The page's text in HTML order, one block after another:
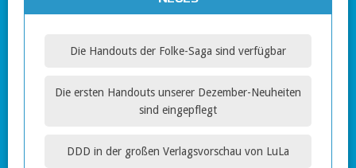
Die Handouts der Folke-Saga sind verfügbar
Die ersten Handouts unserer Dezember-Neuheiten
sind eingepflegt
DDD in der großen Verlagsvorschau von LuLa